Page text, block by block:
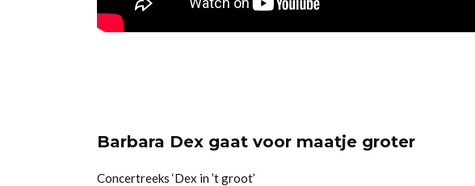
Barbara Dex gaat voor maatje groter
Concertreeks ‘Dex in ’t groot’